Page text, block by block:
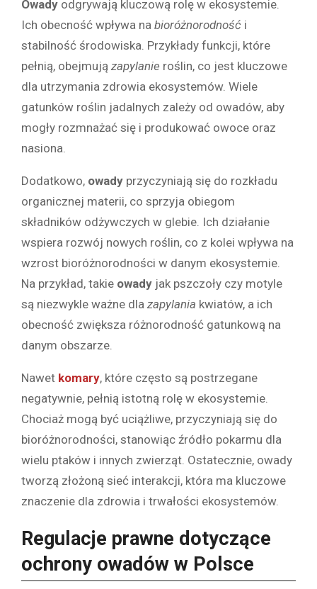
Owady odgrywają kluczową rolę w ekosystemie.
Ich obecność wpływa na bioróżnorodność i
stabilność środowiska. Przykłady funkcji, które
pełnią, obejmują zapylanie roślin, co jest kluczowe
dla utrzymania zdrowia ekosystemów. Wiele
gatunków roślin jadalnych zależy od owadów, aby
mogły rozmnażać się i produkować owoce oraz
nasiona.
Dodatkowo, owady przyczyniają się do rozkładu
organicznej materii, co sprzyja obiegom
składników odżywczych w glebie. Ich działanie
wspiera rozwój nowych roślin, co z kolei wpływa na
wzrost bioróżnorodności w danym ekosystemie.
Na przykład, takie owady jak pszczoły czy motyle
są niezwykle ważne dla zapylania kwiatów, a ich
obecność zwiększa różnorodność gatunkową na
danym obszarze.
Nawet komary, które często są postrzegane
negatywnie, pełnią istotną rolę w ekosystemie.
Chociaż mogą być uciążliwe, przyczyniają się do
bioróżnorodności, stanowiąc źródło pokarmu dla
wielu ptaków i innych zwierząt. Ostatecznie, owady
tworzą złożoną sieć interakcji, która ma kluczowe
znaczenie dla zdrowia i trwałości ekosystemów.
Regulacje prawne dotyczące
ochrony owadów w Polsce